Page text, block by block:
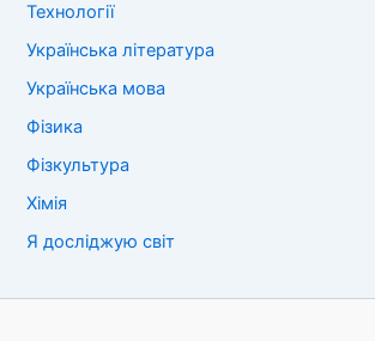
Технології
Українська література
Українська мова
Фізика
Фізкультура
Хімія
Я досліджую світ